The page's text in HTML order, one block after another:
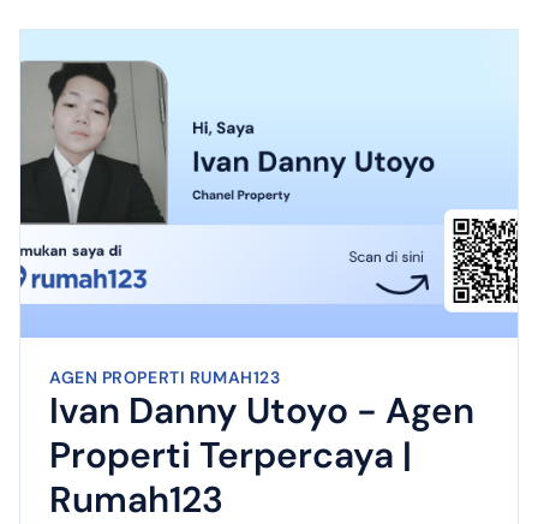
AGEN PROPERTI RUMAH123
Ivan Danny Utoyo - Agen
Properti Terpercaya |
Rumah123